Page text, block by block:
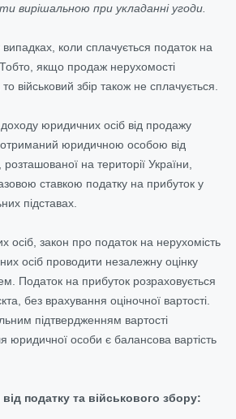
вирішальною при укладанні угоди.
випадках, коли сплачується податок на
якщо продаж нерухомості
військовий збір також не сплачується.
юридичних осіб від продажу
отриманий юридичною особою від
на території України,
ставкою податку на прибуток у
підставах.
осіб, закон про податок на нерухомість
осіб проводити незалежну оцінку
Податок на прибуток розраховується
без врахування оціночної вартості.
підтвердженням вартості
юридичної особи є балансова вартість
податку та військового збору: